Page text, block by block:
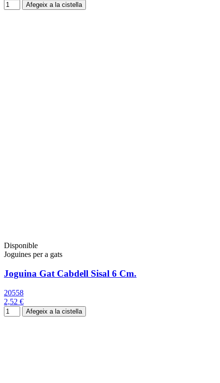
Afegeix a la cistella
Disponible
Joguines per a gats
Joguina Gat Cabdell Sisal 6 Cm.
20558
2,52 €
Afegeix a la cistella